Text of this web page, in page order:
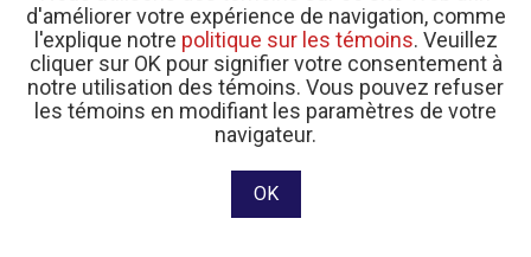
d'améliorer votre expérience de navigation, comme
l'explique notre politique sur les témoins. Veuillez
cliquer sur OK pour signifier votre consentement à
notre utilisation des témoins. Vous pouvez refuser
les témoins en modifiant les paramètres de votre
navigateur.
OK
Sitemap
Le sceau de confiance du Programme de normes est une marque
d'Imagine Canada utilisée sous licence par Crohn et Colite Canada.